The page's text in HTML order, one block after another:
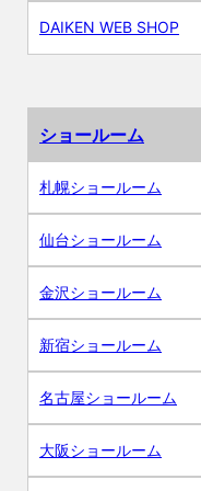
DAIKEN WEB SHOP
ショールーム
札幌ショールーム
仙台ショールーム
金沢ショールーム
新宿ショールーム
名古屋ショールーム
大阪ショールーム